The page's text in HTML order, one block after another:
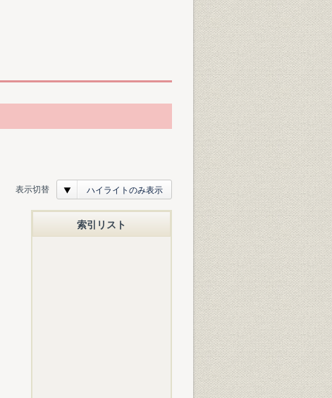
表示切替 ハイライトのみ表示
索引リスト